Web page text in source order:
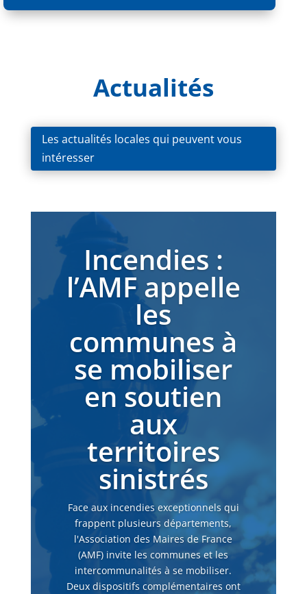
Actualités
Les actualités locales qui peuvent vous
intéresser
Incendies :
l’AMF appelle
les
communes à
se mobiliser
en soutien
aux
territoires
sinistrés
Face aux incendies exceptionnels qui
frappent plusieurs départements,
l'Association des Maires de France
(AMF) invite les communes et les
intercommunalités à se mobiliser.
Deux dispositifs complémentaires ont